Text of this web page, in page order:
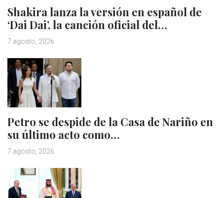
Shakira lanza la versión en español de
‘Dai Dai’, la canción oficial del…
7 agosto, 2026
Petro se despide de la Casa de Nariño en
su último acto como…
7 agosto, 2026